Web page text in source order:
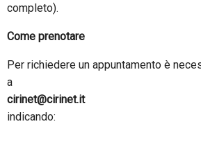
completo).
Come prenotare
Per richiedere un appuntamento è
a
cirinet@cirinet.it
indicando: